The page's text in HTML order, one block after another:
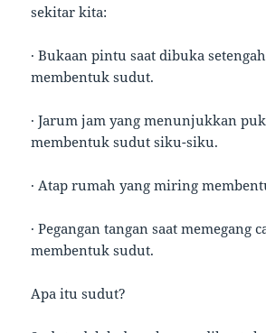
sekitar kita:
· Bukaan pintu saat dibuka
membentuk sudut.
· Jarum jam yang menunjukkan
membentuk sudut siku-siku.
· Atap rumah yang miring
· Pegangan tangan saat memegang
membentuk sudut.
Apa itu sudut?